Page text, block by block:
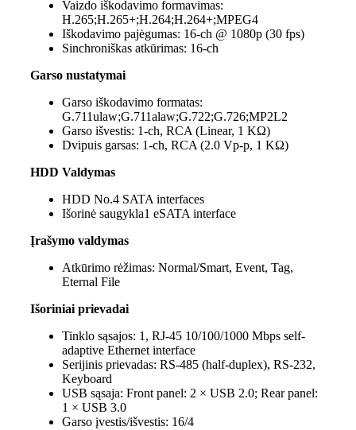
Vaizdo iškodavimo formavimas:
H.265;H.265+;H.264;H.264+;MPEG4
Iškodavimo pajėgumas: 16-ch @ 1080p (30 fps)
Sinchroniškas atkūrimas: 16-ch
Garso nustatymai
Garso iškodavimo formatas:
G.711ulaw;G.711alaw;G.722;G.726;MP2L2
Garso išvestis: 1-ch, RCA (Linear, 1 KΩ)
Dvipuis garsas: 1-ch, RCA (2.0 Vp-p, 1 KΩ)
HDD Valdymas
HDD No.4 SATA interfaces
Išorinė saugykla1 eSATA interface
Įrašymo valdymas
Atkūrimo rėžimas: Normal/Smart, Event, Tag,
Eternal File
Išoriniai prievadai
Tinklo sąsajos: 1, RJ-45 10/100/1000 Mbps self-
adaptive Ethernet interface
Serijinis prievadas: RS-485 (half-duplex), RS-232,
Keyboard
USB sąsaja: Front panel: 2 × USB 2.0; Rear panel:
1 × USB 3.0
Garso įvestis/išvestis: 16/4